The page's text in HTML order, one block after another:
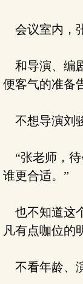
会议室内，
和导演、编
便客气的准备
不想导演刘
“张老师，待
谁更合适。”
也不知道这
凡有点咖位的
不看年龄、